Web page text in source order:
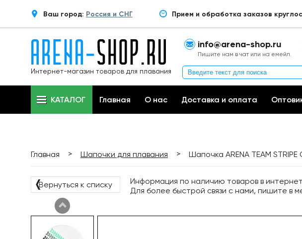
Ваш город: Россия и СНГ Прием и обработка заказов
Интернет-магазин товаров для плавания
info@arena-shop.ru
Пишите нам в чат или на емейл.
КАТАЛОГ Главная О нас Доставка и оплата
Главная > Шапочки для плавания > Шапочка ARENA TEAM STRIPE
❬Вернуться к списку
Информация по наличию товаров в
Для более быстрой связи с нами, пишите в